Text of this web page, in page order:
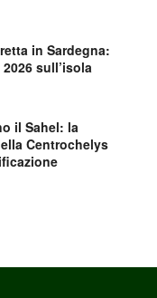
in Sardegna:
sull’isola
il Sahel: la
Centrochelys